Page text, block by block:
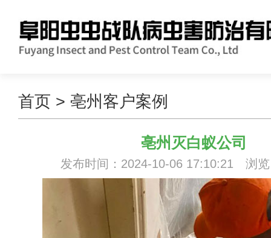
首页 > 亳州客户案例
亳州灭白蚁公司
发布时间：2024-10-06 17:10:21 浏览